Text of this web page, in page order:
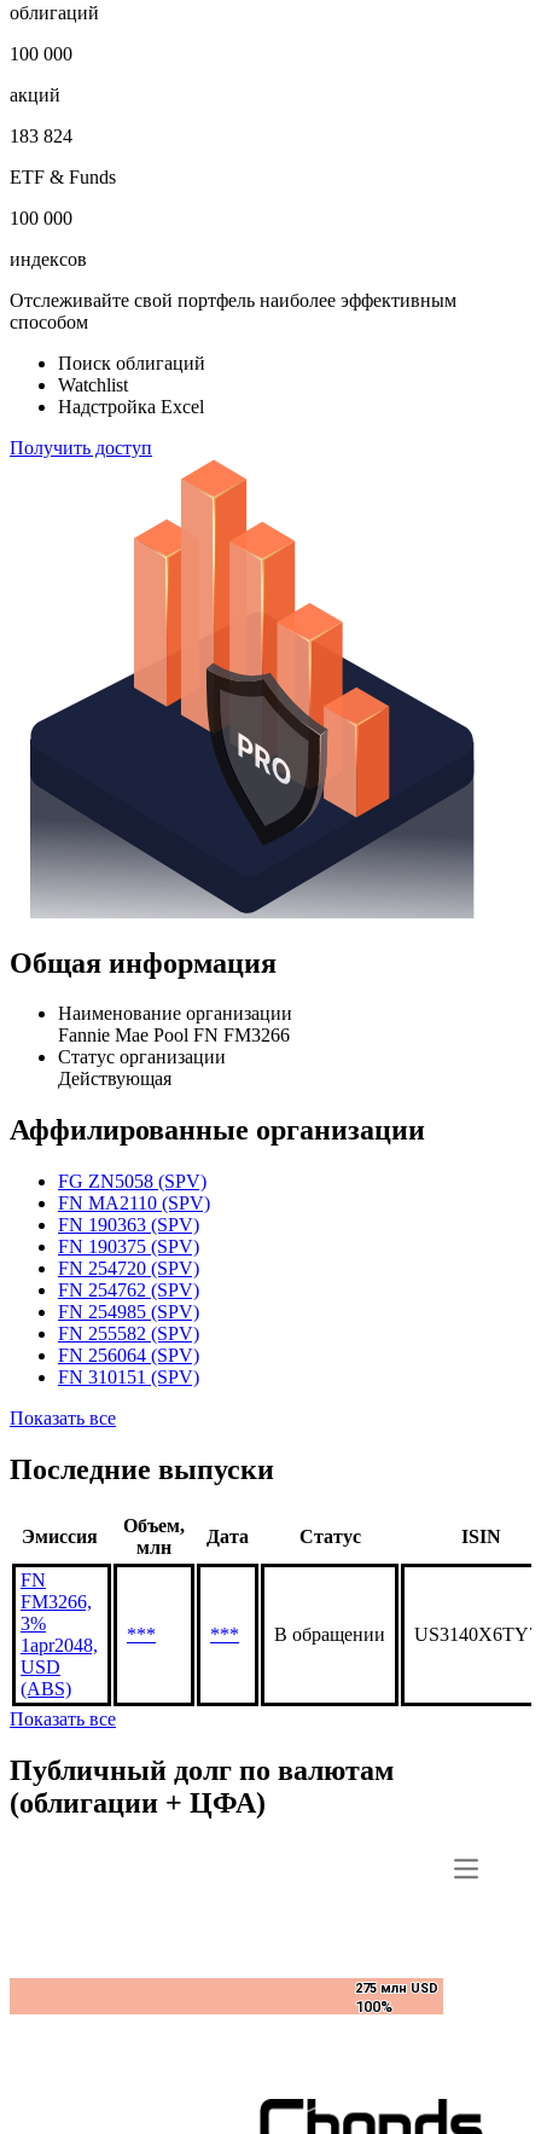
облигаций
100 000
акций
183 824
ETF & Funds
100 000
индексов
Отслеживайте свой портфель наиболее эффективным
способом
Поиск облигаций
Watchlist
Надстройка Excel
Получить доступ
Общая информация
Наименование организации
Fannie Mae Pool FN FM3266
Статус организации
Действующая
Аффилированные организации
FG ZN5058 (SPV)
FN MA2110 (SPV)
FN 190363 (SPV)
FN 190375 (SPV)
FN 254720 (SPV)
FN 254762 (SPV)
FN 254985 (SPV)
FN 255582 (SPV)
FN 256064 (SPV)
FN 310151 (SPV)
Показать все
Последние выпуски
Эмиссия
Объем,
млн
Дата Статус ISIN
FN
FM3266,
3%
1apr2048,
USD
(ABS)
*** *** В обращении
Показать все
Публичный долг по валютам
(облигации + ЦФА)
275 млн USD
100%
275 млн USD
100%